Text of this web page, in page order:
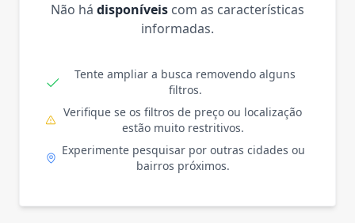
Não há disponíveis com as características
informadas.
Tente ampliar a busca removendo alguns
filtros.
Verifique se os filtros de preço ou localização
estão muito restritivos.
Experimente pesquisar por outras cidades ou
bairros próximos.